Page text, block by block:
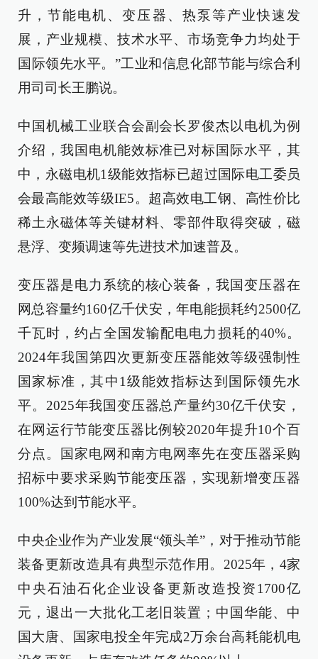
升，节能电机、变压器、热泵等产业快速发
展，产业规模、技术水平、市场竞争力均处于
国际领先水平。”工业和信息化部节能与综合利
用司司长王鹏说。
中国机械工业联合会副会长罗俊杰以电机为例
介绍，我国电机能效标准已对标国际水平，其
中，永磁电机1级能效指标已超过国际电工委员
会最高能效等级IE5。超高效电工钢、高性价比
稀土永磁体等关键材料、零部件取得突破，磁
悬浮、变频调速等先进技术加速普及。
变压器是电力系统的核心装备，我国变压器在
网总容量约160亿千伏安，年电能损耗约2500亿
千瓦时，约占全国发输配电电力损耗的40%。
2024年我国第四次更新变压器能效等级强制性
国家标准，其中1级能效指标达到国际领先水
平。2025年我国变压器总产量约30亿千伏安，
在网运行节能变压器比例较2020年提升10个百
分点。国家电网和南方电网率先在变压器采购
招标中要求采购节能变压器，实现新增变压器
100%达到节能水平。
中央企业作为产业发展“领头羊”，对于推动节能
装备更新改造具有典型示范作用。2025年，4家
中央石油石化企业设备更新改造投资1700亿
元，退出一大批化工老旧装置；中国华能、中
国大唐、国家电投全年完成2万余台高耗能机电